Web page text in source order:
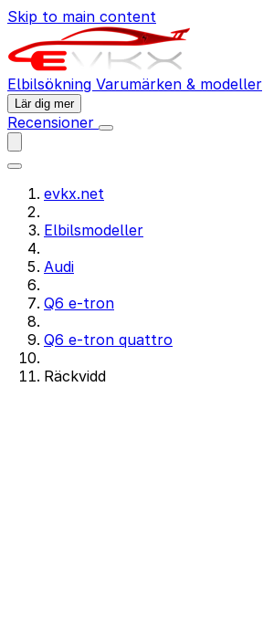
Skip to main content
Elbilsökning Varumärken & modeller
Lär dig mer
Recensioner
evkx.net
Elbilsmodeller
Audi
Q6 e-tron
Q6 e-tron quattro
Räckvidd